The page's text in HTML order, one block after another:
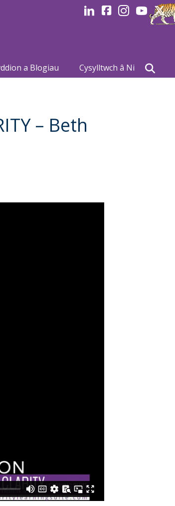
LinkedInfacebookInstagramYouTube
a Blogiau Cysylltwch â Ni
– Beth